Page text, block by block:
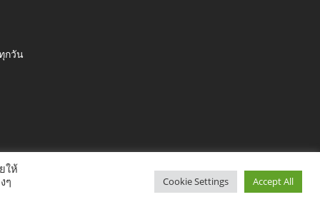
กวัน
ให้
ๆ
Cookie Settings Accept All